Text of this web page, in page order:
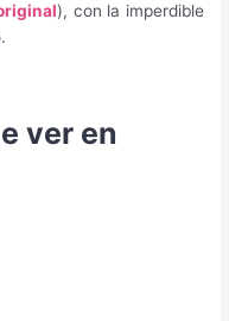
), con la imperdible
ver en